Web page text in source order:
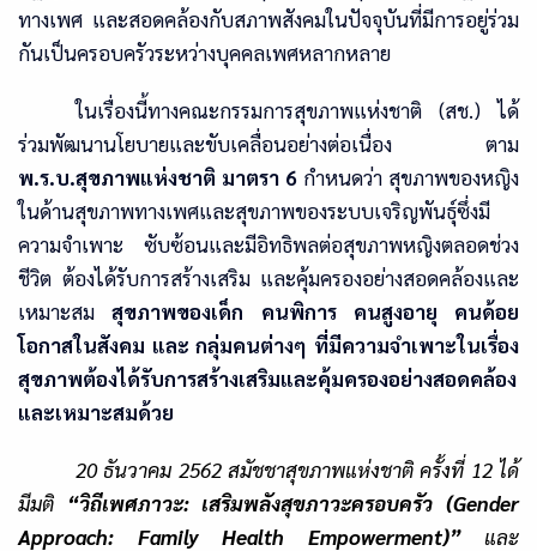
ทางเพศ และสอดคล้องกับสภาพสังคมในปัจจุบันที่มีการอยู่ร่วม
กันเป็นครอบครัวระหว่างบุคคลเพศหลากหลาย
ในเรื่องนี้ทางคณะกรรมการสุขภาพแห่งชาติ (สช.)ได้
ร่วมพัฒนานโยบายและขับเคลื่อนอย่างต่อเนื่อง
ตาม
พ.ร.บ.สุขภาพแห่งชาติ มาตรา 6 กำหนดว่า สุขภาพของหญิง
ในดานสุขภาพทางเพศและสุขภาพของระบบเจริญพันธุ์ซึ่งมี
ความจําเพาะ ซับซ้อนและมีอิทธิพลต่อสุขภาพหญิงตลอดช่วง
ชีวิต ต้องได้รับการสร้างเสริม และคุ้มครองอย่างสอดคล้องและ
เหมาะสมสุขภาพของเด็ก คนพิการ คนสูงอายุ คนด้อย
โอกาสในสังคม และ กลุ่มคนต่างๆ ที่มีความจําเพาะในเรื่อง
สุขภาพต้องได้รับการสร้างเสริมและคุ้มครองอย่างสอดคล้อง
และเหมาะสมด้วย
20 ธันวาคม 2562 สมัชชาสุขภาพแห่งชาติ ครั้งที่ 12 ได้
มีมติ “วิถีเพศภาวะ: เสริมพลังสุขภาวะครอบครัว (Gender
Approach: Family Health Empowerment)”และ